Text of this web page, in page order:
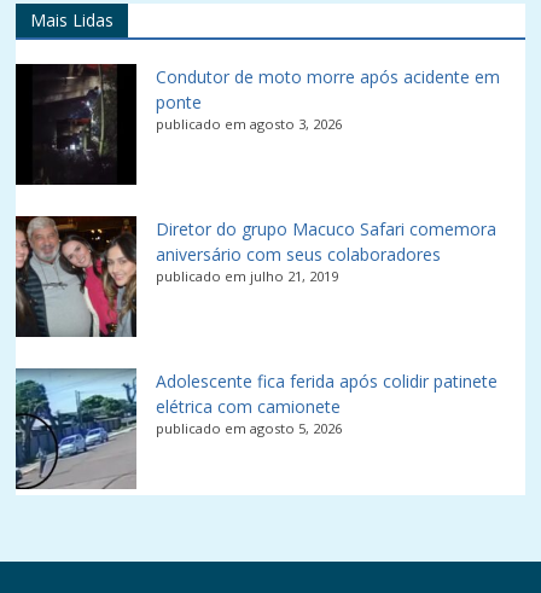
Mais Lidas
Condutor de moto morre após acidente em
ponte
publicado em agosto 3, 2026
Diretor do grupo Macuco Safari comemora
aniversário com seus colaboradores
publicado em julho 21, 2019
Adolescente fica ferida após colidir patinete
elétrica com camionete
publicado em agosto 5, 2026